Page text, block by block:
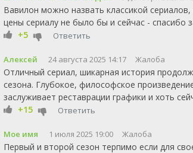
Вавилон можно назвать классикой
цены сериалу не было бы и сейчас - спасибо
+5
Ответить
Алексей 24 августа 2025 14:17 Жалоба
Отличный сериал, шикарная история
сезона. Глубокое, философское
заслуживает реставрации графики и хоть
+15
Ответить
Мое имя 1 июля 2025 19:00 Жалоба
Первый и второй сезон терпимо если для